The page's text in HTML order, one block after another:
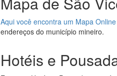
Aqui você encontra um Mapa Online
endereços do município mineiro.
Hotéis e